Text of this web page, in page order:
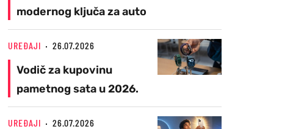
modernog ključa za auto
UREĐAJI 26.07.2026
Vodič za kupovinu
pametnog sata u 2026.
UREĐAJI 26.07.2026